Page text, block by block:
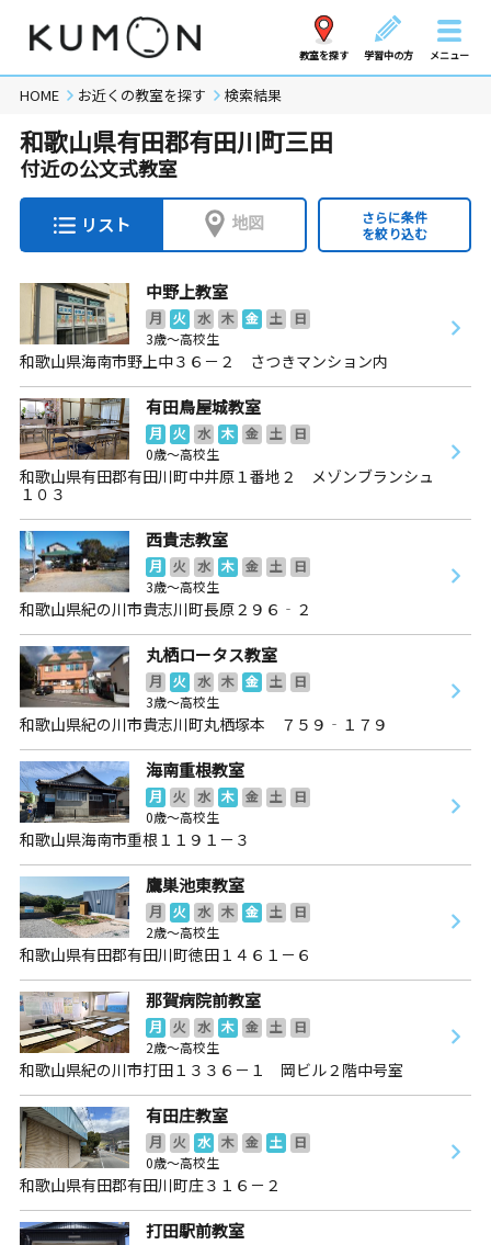
教室を探す 学習中の方 メニュー
HOME お近くの教室を探す 検索結果
和歌山県有田郡有田川町三田
付近の公文式教室
リスト 地図
さらに条件
を絞り込む
中野上教室
月 火 水 木 金 土
日
3歳～高校生
和歌山県海南市野上中３６－２ さつきマンション内
有田鳥屋城教室
月 火 水 木 金 土
日
0歳～高校生
和歌山県有田郡有田川町中井原１番地２ メゾンブランシュ
１０３
西貴志教室
月 火 水 木 金 土
日
3歳～高校生
和歌山県紀の川市貴志川町長原２９６‐２
丸栖ロータス教室
月 火 水 木 金 土
日
3歳～高校生
和歌山県紀の川市貴志川町丸栖塚本 ７５９‐１７９
海南重根教室
月 火 水 木 金 土
日
0歳～高校生
和歌山県海南市重根１１９１－３
鷹巣池東教室
月 火 水 木 金 土
日
2歳～高校生
和歌山県有田郡有田川町徳田１４６１－６
那賀病院前教室
月 火 水 木 金 土
日
2歳～高校生
和歌山県紀の川市打田１３３６－１ 岡ビル２階中号室
有田庄教室
月 火 水 木 金 土
日
0歳～高校生
和歌山県有田郡有田川町庄３１６－２
打田駅前教室